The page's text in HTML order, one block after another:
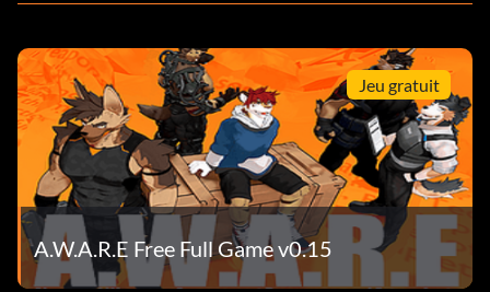
Jeu gratuit
A.W.A.R.E Free Full Game v0.15